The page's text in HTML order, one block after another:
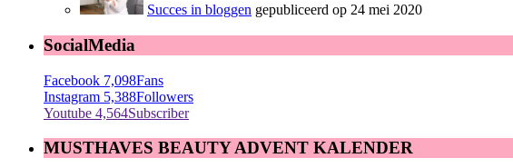
Succes in bloggen gepubliceerd op 24 mei 2020
SocialMedia
Facebook 7,098Fans
Instagram 5,388Followers
Youtube 4,564Subscriber
MUSTHAVES BEAUTY ADVENT KALENDER